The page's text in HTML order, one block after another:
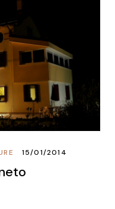
15/01/2014